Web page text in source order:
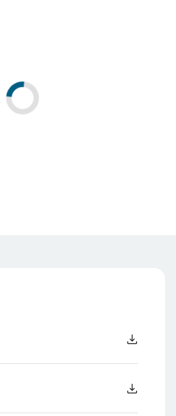
download
download